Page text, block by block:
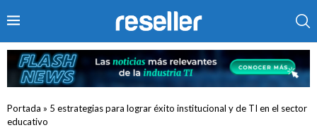
Portada » 5 estrategias para lograr éxito institucional y de TI en el sector
educativo